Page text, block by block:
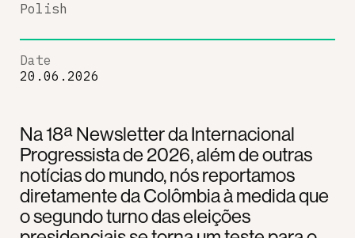
Na 18ª Newsletter da Internacional
Progressista de 2026, além de outras
notícias do mundo, nós reportamos
diretamente da Colômbia à medida que
o segundo turno das eleições
Polish
Date
20.06.2026